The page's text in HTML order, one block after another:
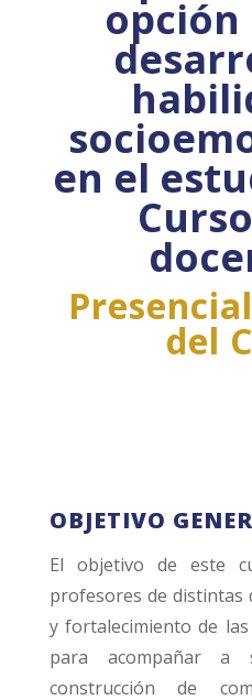
opción
en el
del
OBJETIVO
El objetivo de este
profesores de distintas
y fortalecimiento de
para acompañar
construcción de